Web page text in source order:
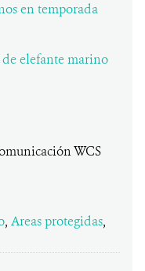
en temporada
elefante marino
WCS
, Areas protegidas,